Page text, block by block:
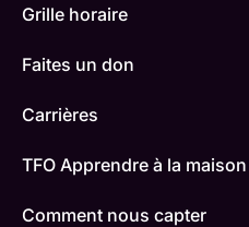
Grille horaire
Faites un don
Carrières
TFO Apprendre à la maison
Comment nous capter